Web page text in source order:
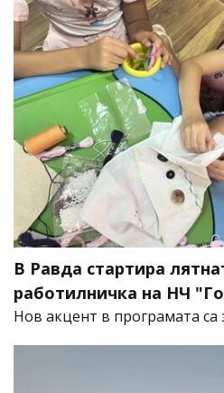
В Равда стартира
работилничка на НЧ
Нов акцент в програмата